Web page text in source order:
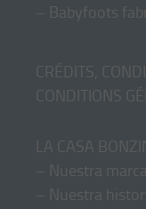
– Babyfoots
CRÉDITS,
CONDITIONS
LA CASA
– Nuestra marca
– Nuestra